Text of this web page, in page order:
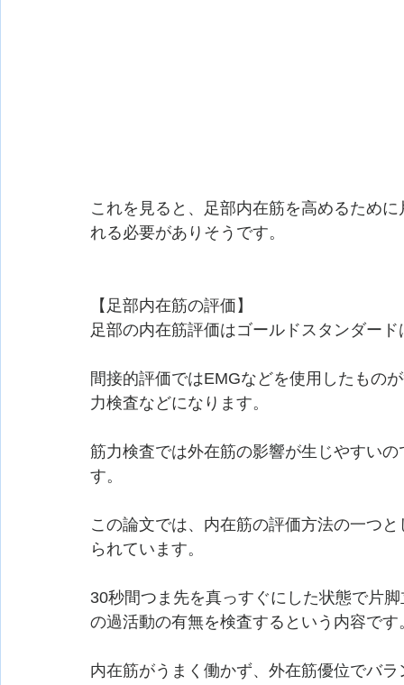
これを見ると、足部内在筋を高めるため
れる必要がありそうです。
【足部内在筋の評価】
足部の内在筋評価はゴールドスタンダー
間接的評価ではEMGなどを使用したもの
力検査などになります。
筋力検査では外在筋の影響が生じやすい
す。
この論文では、内在筋の評価方法の一つ
られています。
30秒間つま先を真っすぐにした状態で片
の過活動の有無を検査するという内容です
内在筋がうまく働かず、外在筋優位でバ